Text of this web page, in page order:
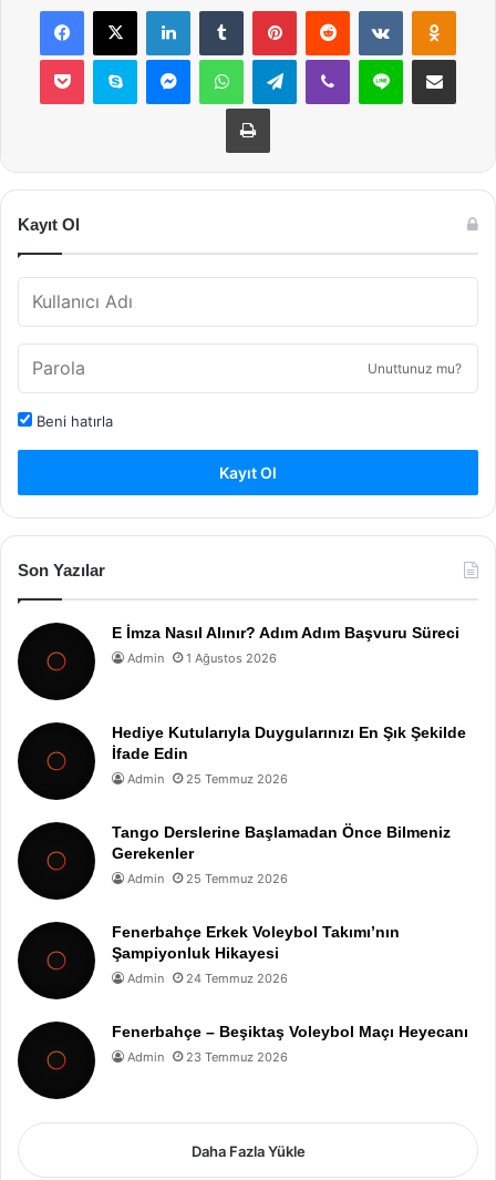
Facebook
X LinkedInTumblr PinterestReddit VKontakte
Pocket Skype MessengerWhatsAppTelegramViber Line E-Posta ile
Yazdır
Kayıt Ol
Unuttunuz mu?
Beni hatırla
Kayıt Ol
Son Yazılar
E İmza Nasıl Alınır? Adım Adım Başvuru Süreci
Admin 1 Ağustos 2026
Hediye Kutularıyla Duygularınızı En Şık Şekilde
İfade Edin
Admin 25 Temmuz 2026
Tango Derslerine Başlamadan Önce Bilmeniz
Gerekenler
Admin 25 Temmuz 2026
Fenerbahçe Erkek Voleybol Takımı’nın
Şampiyonluk Hikayesi
Admin 24 Temmuz 2026
Fenerbahçe – Beşiktaş Voleybol Maçı Heyecanı
Admin 23 Temmuz 2026
Daha Fazla Yükle